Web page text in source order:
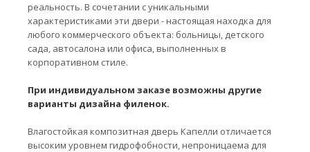
реальность. В сочетании с уникальными
характеристиками эти двери - настоящая находка для
любого коммерческого объекта: больницы, детского
сада, автосалона или офиса, выполненных в
корпоративном стиле.
При индивидуальном заказе возможны другие
варианты дизайна филенок.
Влагостойкая композитная дверь Капелли отличается
высоким уровнем гидрофобности, непроницаема для